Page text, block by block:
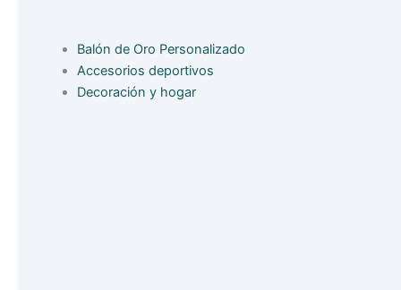
Balón de Oro Personalizado
Accesorios deportivos
Decoración y hogar